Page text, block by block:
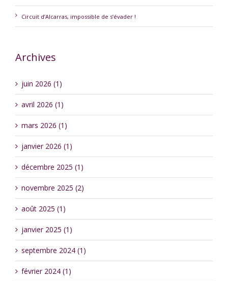
Circuit d’Alcarras, impossible de s’évader !
Archives
juin 2026 (1)
avril 2026 (1)
mars 2026 (1)
janvier 2026 (1)
décembre 2025 (1)
novembre 2025 (2)
août 2025 (1)
janvier 2025 (1)
septembre 2024 (1)
février 2024 (1)